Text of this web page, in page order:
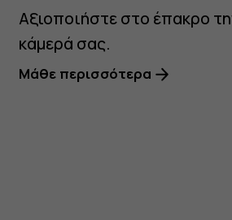
Αξιοποιήστε στο έπακρο
κάμερά σας.
Μάθε περισσότερα